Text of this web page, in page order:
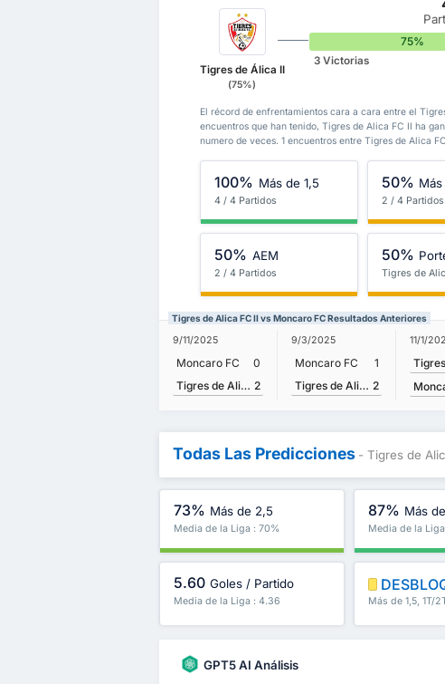
Tigres de Álica II
(75%)
75%
3 Victorias
El récord de enfrentamientos cara a cara entre el
encuentros que han tenido, Tigres de Alica FC II ha
numero de veces. 1 encuentros entre Tigres de Alica
100% Más de 1,5
4 / 4 Partidos
50%
2 / 4 Partidos
50% AEM
2 / 4 Partidos
50%
Tigres de
Tigres de Alica FC II vs Moncaro FC Resultados Anteriores
9/11/2025
Moncaro FC
0
Tigres de Alica FC II 2
9/3/2025
Moncaro FC
1
Tigres de Alica FC II 2
11/1/
Todas Las Predicciones - Tigres de
73% Más de 2,5
Media de la Liga : 70%
87% Más
Media de la
5.60 Goles / Partido
Media de la Liga : 4.36 Más de 1,5, 1T/
GPT5 AI Análisis